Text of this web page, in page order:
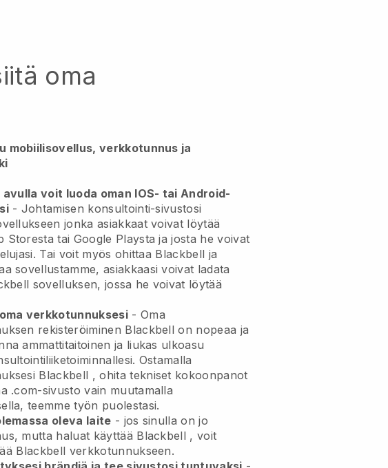
oma
mobiilisovellus, verkkotunnus ja
avulla voit luoda oman IOS- tai Android-
- Johtamisen konsultointi-sivustosi
jonka asiakkaat voivat löytää
Storesta tai Google Playsta ja josta he voivat
Tai voit myös ohittaa Blackbell ja
sovellustamme, asiakkaasi voivat ladata
sovelluksen, jossa he voivat löytää
verkkotunnuksesi- Oma
rekisteröiminen Blackbell on nopeaa ja
ammattitaitoinen ja liukas ulkoasu
Ostamalla
Blackbell , ohita tekniset kokoonpanot
.com-sivusto vain muutamalla
teemme työn puolestasi.
oleva laite - jos sinulla on jo
mutta haluat käyttää Blackbell , voit
Blackbell verkkotunnukseen.